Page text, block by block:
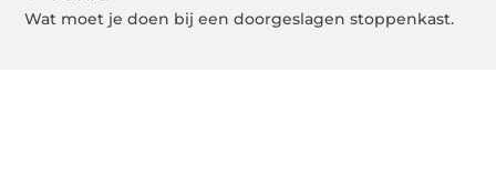
Wat moet je doen bij een doorgeslagen stoppenkast.